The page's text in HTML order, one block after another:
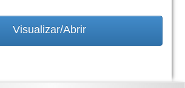
Visualizar/Abrir